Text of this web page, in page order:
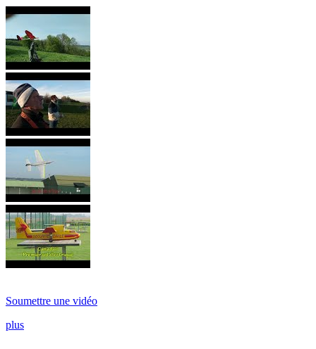
Soumettre une vidéo
plus